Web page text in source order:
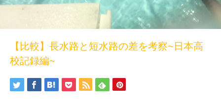
【比較】長水路と短水路の差を考察~日本高
校記録編~